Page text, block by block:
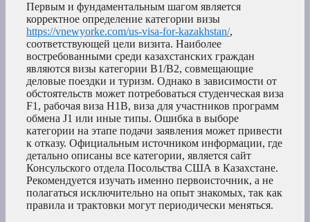
Первым и фундаментальным шагом является
корректное определение категории визы
https://vnewyorke.com/us-visa-for-kazakhstan/,
соответствующей цели визита. Наиболее
востребованными среди казахстанских граждан
являются визы категории B1/B2, совмещающие
деловые поездки и туризм. Однако в зависимости от
обстоятельств может потребоваться студенческая виза
F1, рабочая виза H1B, виза для участников программ
обмена J1 или иные типы. Ошибка в выборе
категории на этапе подачи заявления может привести
к отказу. Официальным источником информации, где
детально описаны все категории, является сайт
Консульского отдела Посольства США в Казахстане.
Рекомендуется изучать именно первоисточник, а не
полагаться исключительно на опыт знакомых, так как
правила и трактовки могут периодически меняться.